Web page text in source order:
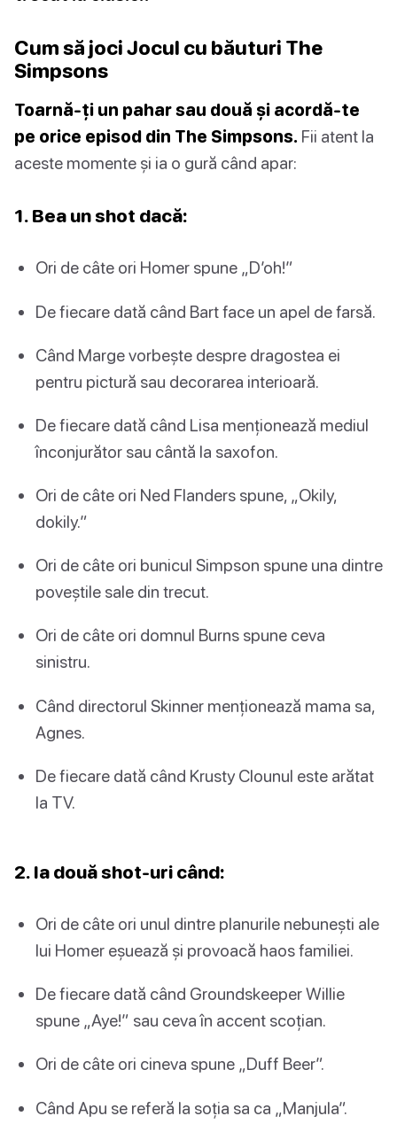
Cum să joci Jocul cu băuturi The
Simpsons
Toarnă-ți un pahar sau două și acordă-te
pe orice episod din The Simpsons. Fii atent la
aceste momente și ia o gură când apar:
1. Bea un shot dacă:
Ori de câte ori Homer spune „D’oh!”
De fiecare dată când Bart face un apel de farsă.
Când Marge vorbește despre dragostea ei
pentru pictură sau decorarea interioară.
De fiecare dată când Lisa menționează mediul
înconjurător sau cântă la saxofon.
Ori de câte ori Ned Flanders spune, „Okily,
dokily.”
Ori de câte ori bunicul Simpson spune una dintre
poveștile sale din trecut.
Ori de câte ori domnul Burns spune ceva
sinistru.
Când directorul Skinner menționează mama sa,
Agnes.
De fiecare dată când Krusty Clounul este arătat
la TV.
2. Ia două shot-uri când:
Ori de câte ori unul dintre planurile nebunești ale
lui Homer eșuează și provoacă haos familiei.
De fiecare dată când Groundskeeper Willie
spune „Aye!” sau ceva în accent scoțian.
Ori de câte ori cineva spune „Duff Beer”.
Când Apu se referă la soția sa ca „Manjula”.